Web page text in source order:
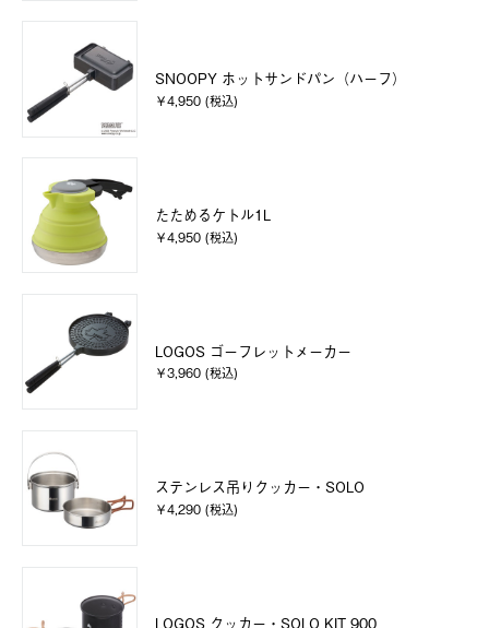
SNOOPY ホットサンドパン（ハーフ）
￥4,950 (税込)
たためるケトル1L
￥4,950 (税込)
LOGOS ゴーフレットメーカー
￥3,960 (税込)
ステンレス吊りクッカー・SOLO
￥4,290 (税込)
LOGOS クッカー・SOLO KIT 900